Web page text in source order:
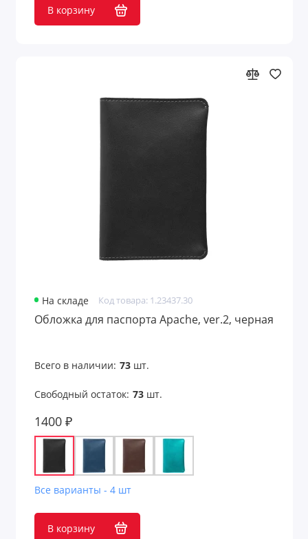
Сувениры к 8 марта
Товары из бамбука
Товары из переработанных материалов
Товары с поверхностью soft-touch
Трендовые цвета
Туристические принадлежности
Украшения мужские
Фрисби
В корзину
На складе Код товара: 1.23437.30
Обложка для паспорта Apache, ver.2, черная
Всего в наличии: 73шт.
Свободный остаток: 73шт.
1400 ₽
Все варианты - 4 шт
В корзину